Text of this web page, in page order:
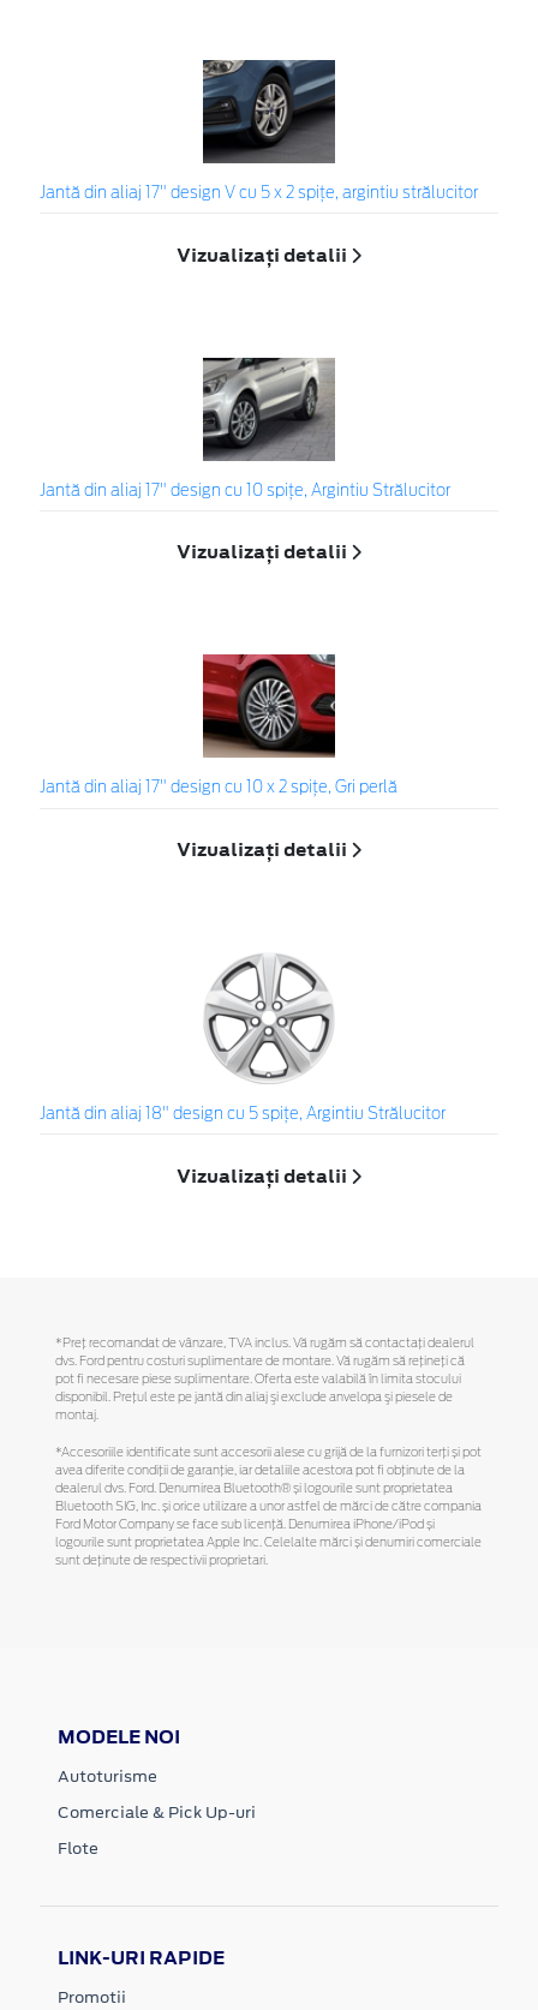
Jantă din aliaj 17" design V cu 5 x 2 spiţe, argintiu strălucitor
Vizualizați detalii
Jantă din aliaj 17" design cu 10 spiţe, Argintiu Strălucitor
Vizualizați detalii
Jantă din aliaj 17" design cu 10 x 2 spițe, Gri perlă
Vizualizați detalii
Jantă din aliaj 18" design cu 5 spiţe, Argintiu Strălucitor
Vizualizați detalii
*Preţ recomandat de vânzare, TVA inclus. Vă rugăm să contactaţi dealerul
dvs. Ford pentru costuri suplimentare de montare. Vă rugăm să reţineţi că
pot fi necesare piese suplimentare. Oferta este valabilă în limita stocului
disponibil. Preţul este pe jantă din aliaj şi exclude anvelopa şi piesele de
montaj.
*Accesoriile identificate sunt accesorii alese cu grijă de la furnizori terți și pot
avea diferite condiții de garanție, iar detaliile acestora pot fi obținute de la
dealerul dvs. Ford. Denumirea Bluetooth® și logourile sunt proprietatea
Bluetooth SIG, Inc. și orice utilizare a unor astfel de mărci de către compania
Ford Motor Company se face sub licență. Denumirea iPhone/iPod și
logourile sunt proprietatea Apple Inc. Celelalte mărci și denumiri comerciale
sunt deținute de respectivii proprietari.
MODELE NOI
Autoturisme
Comerciale & Pick Up-uri
Flote
LINK-URI RAPIDE
Promotii